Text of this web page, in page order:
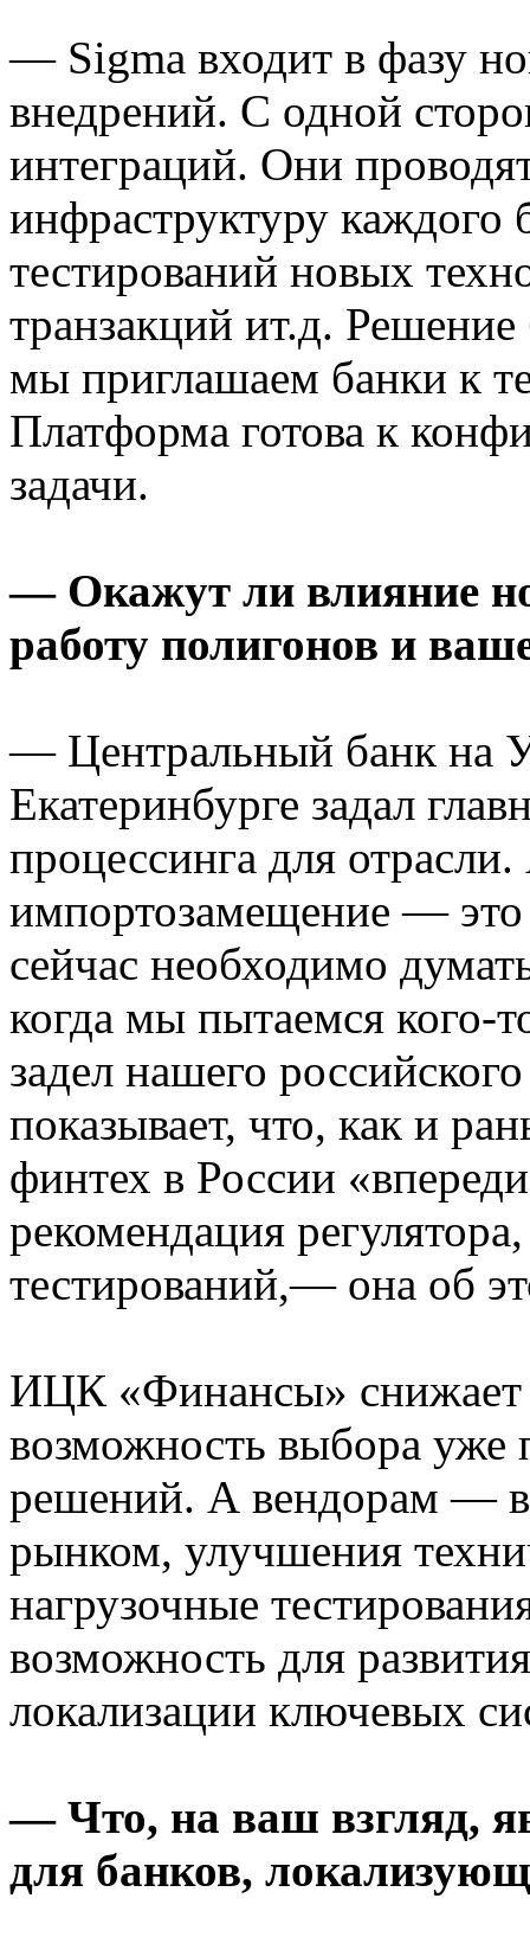
— Sigma входит в фазу
внедрений. С одной
интеграций. Они
инфраструктуру
тестирований новых
транзакций ит.д. Решение
мы приглашаем банки к
Платформа готова к
задачи.
— Окажут ли влияние
работу полигонов и
— Центральный банк на
Екатеринбурге задал
процессинга для
импортозамещение —
сейчас необходимо
когда мы пытаемся кого-
задел нашего
показывает, что, как и
финтех в России
рекомендация
тестирований,— она об
ИЦК «Финансы» снижает
возможность выбора уже
решений. А вендорам —
рынком, улучшения
нагрузочные
возможность для
локализации ключевых
— Что, на ваш взгляд,
для банков,